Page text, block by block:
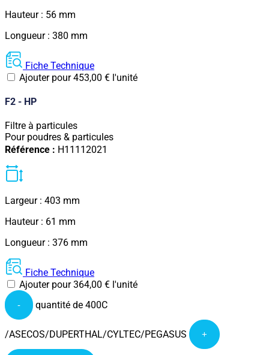
Hauteur : 56 mm
Longueur : 380 mm
Fiche Technique
Ajouter pour453,00 € l'unité
F2 - HP
Filtre à particules
Pour poudres & particules
Référence : H11112021
Largeur : 403 mm
Hauteur : 61 mm
Longueur : 376 mm
Fiche Technique
Ajouter pour364,00 € l'unité
- quantité de 400C
/ASECOS/DUPERTHAL/CYLTEC/PEGASUS +